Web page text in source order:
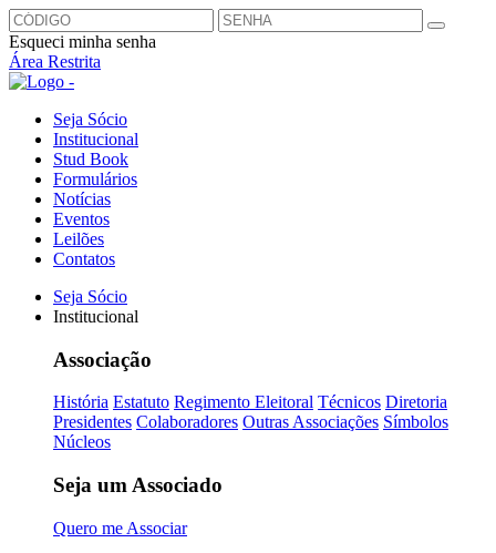
Esqueci minha senha
Área Restrita
Seja Sócio
Institucional
Stud Book
Formulários
Notícias
Eventos
Leilões
Contatos
Seja Sócio
Institucional
Associação
História Estatuto Regimento Eleitoral Técnicos Diretoria
Presidentes Colaboradores Outras Associações Símbolos
Núcleos
Seja um Associado
Quero me Associar